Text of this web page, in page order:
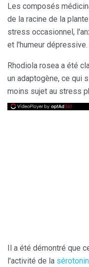
Les composés
de la racine de la
stress occasionnel,
et l'humeur dépressive.
Rhodiola rosea a été
un adaptogène, ce qui
moins sujet au stress
Il a été démontré que
l'activité de la